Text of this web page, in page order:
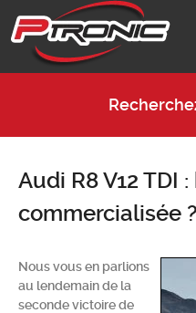
Audi R8 V12 TDI
commercialisée ?
Nous vous en parlions
au lendemain de la
seconde victoire de